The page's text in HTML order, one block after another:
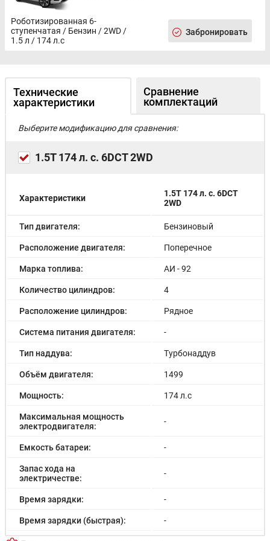
Сенсорный дисплей мультимедийной системы
размером 12,3"
Bluetooth/Apple CarPlay/Android Auto
Атмосферная подсветка интерьера
Система беcключевого доступа
Розетка на 12V в багажнике
Роботизированная 6-
ступенчатая / Бензин / 2WD /
1.5 л / 174 л.с
Забронировать
Технические
характеристики
Сравнение
комплектаций
Выберите модификацию для сравнения:
1.5T 174 л. с. 6DCT 2WD
Характеристики
1.5T 174 л. с. 6DCT
2WD
Тип двигателя: Бензиновый
Расположение двигателя: Поперечное
Марка топлива: АИ - 92
Количество цилиндров: 4
Расположение цилиндров: Рядное
Система питания двигателя: -
Тип наддува: Турбонаддув
Объём двигателя: 1499
Мощность: 174 л.с
Максимальная мощность
электродвигателя:
-
Емкость батареи: -
Запас хода на
электричестве:
-
Время зарядки: -
Время зарядки (быстрая): -